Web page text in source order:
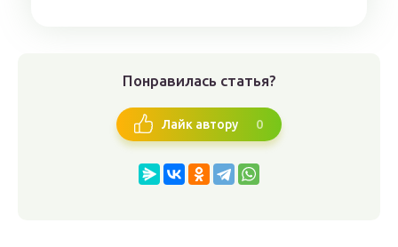
Понравилась статья?
Лайк автору 0